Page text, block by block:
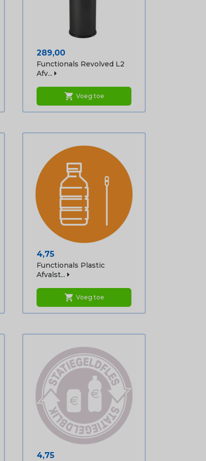
Prijs
289,00
Functionals Revolved L2
Afv...
shopping_cart Voeg toe
Prijs
4,75
Functionals Plastic
Afvalst...
shopping_cart Voeg toe
Prijs
4,75